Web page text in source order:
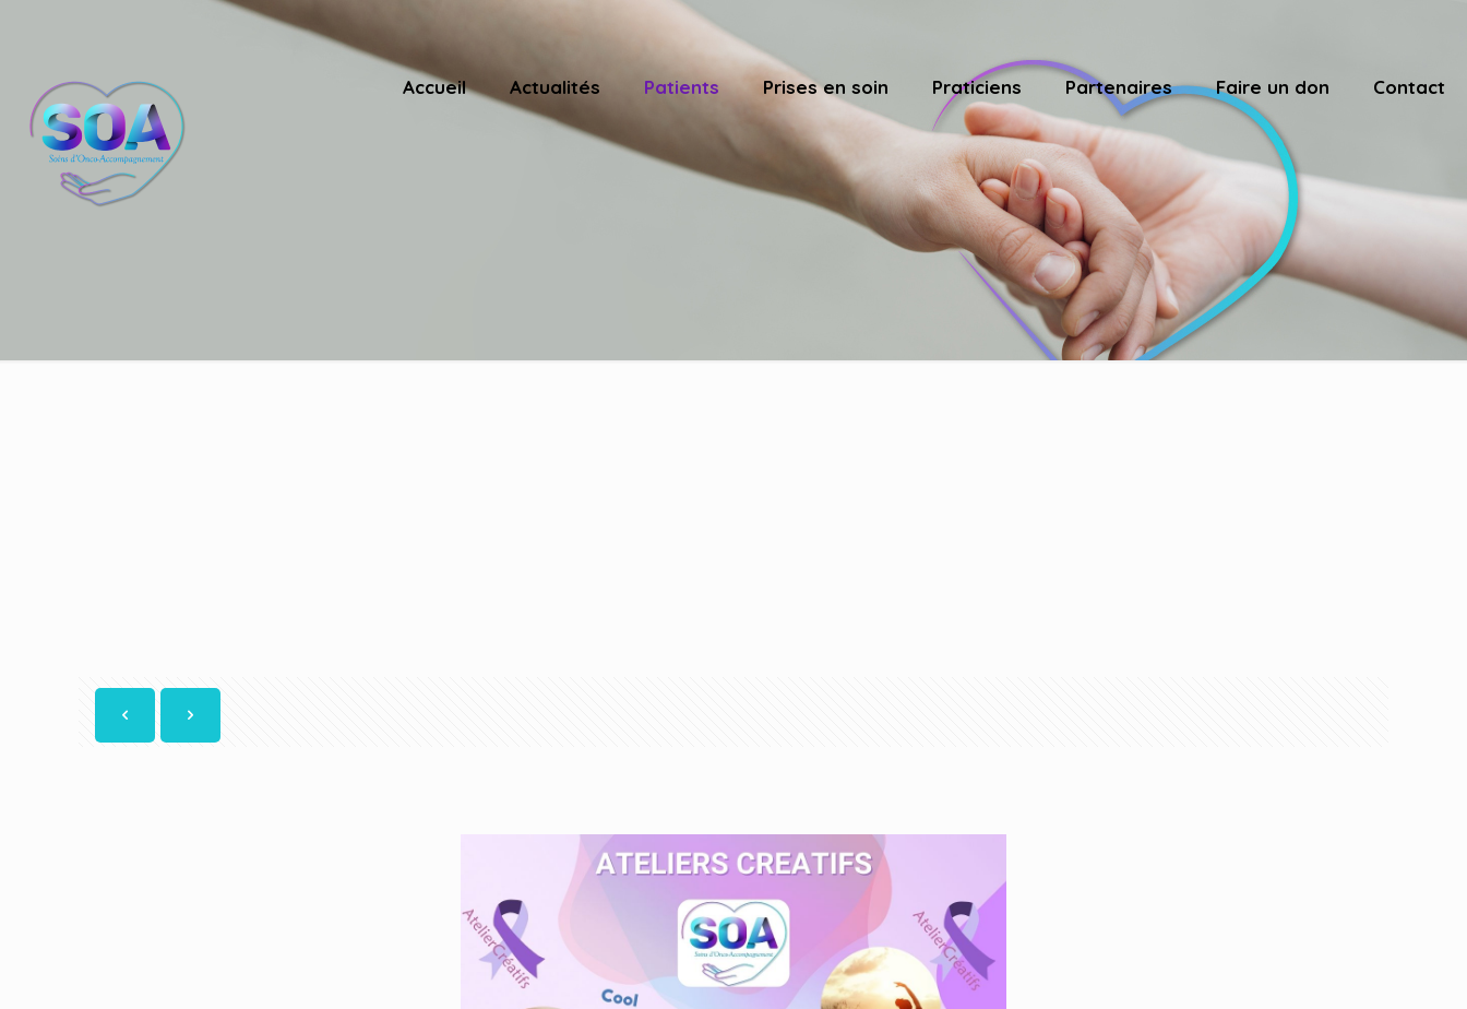
Accueil Actualités Patients Prises en soin Praticiens Partenaires Faire un don Contact